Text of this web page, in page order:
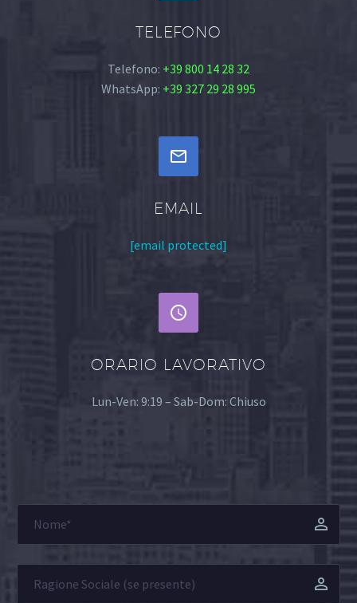
TELEFONO
Telefono: +39 800 14 28 32
WhatsApp: +39 327 29 28 995


EMAIL
[email protected]


ORARIO LAVORATIVO
Lun-Ven: 9:19 – Sab-Dom: Chiuso